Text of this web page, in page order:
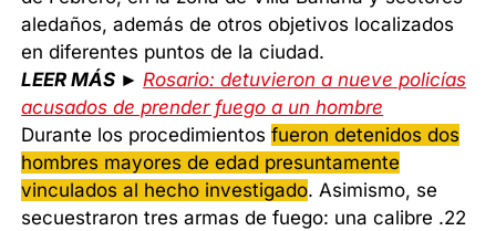
aledaños, además de otros objetivos localizados
en diferentes puntos de la ciudad.
LEER MÁS ►Rosario: detuvieron a nueve policías
acusados de prender fuego a un hombre
Durante los procedimientosfueron detenidos dos
hombres mayores de edad presuntamente
vinculados al hecho investigado. Asimismo, se
secuestraron tres armas de fuego: una calibre .22